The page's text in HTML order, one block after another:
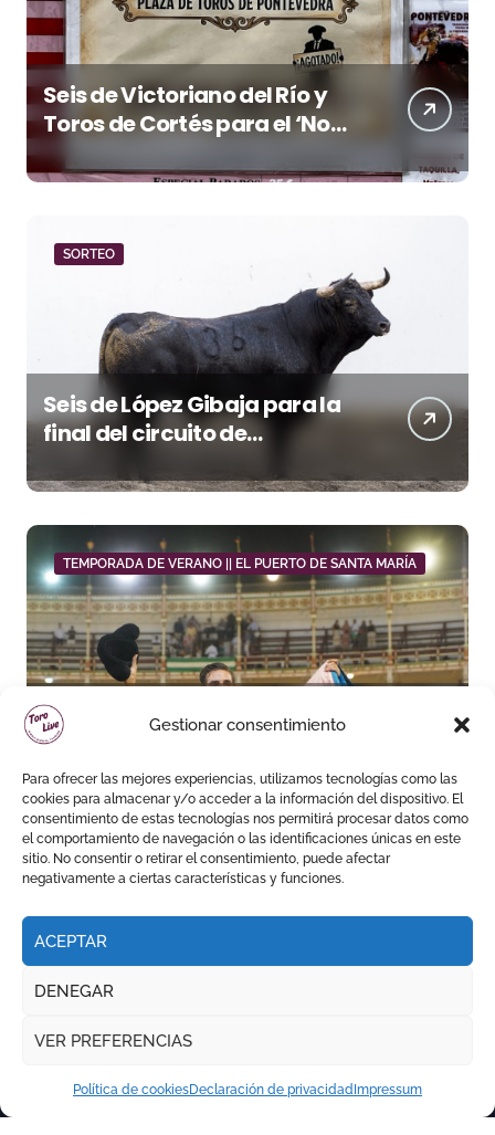
Gestionar consentimiento
Para ofrecer las mejores experiencias, utilizamos tecnologías como las
cookies para almacenar y/o acceder a la información del dispositivo. El
consentimiento de estas tecnologías nos permitirá procesar datos como
el comportamiento de navegación o las identificaciones únicas en este
sitio. No consentir o retirar el consentimiento, puede afectar
negativamente a ciertas características y funciones.
ACEPTAR
DENEGAR
VER PREFERENCIAS
Política de cookiesDeclaración de privacidad Impressum
Seis de Victoriano del Río y
Toros de Cortés para el ‘No
Hay Localidades’ de esta
tarde en Pontevedra
SORTEO
Seis de López Gibaja para la
final del circuito de
Málaga
TEMPORADA DE VERANO || EL PUERTO DE SANTA MARÍA
Daniel Crespo reivindica su
sitio con una gran faena y dos
orejas